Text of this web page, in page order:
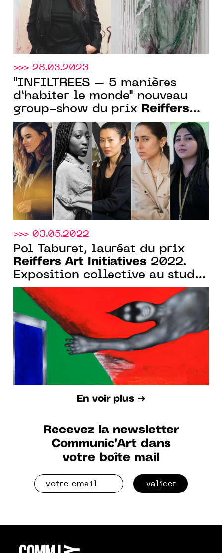
>>> 28.03.2023
"INFILTRÉES – 5 manières
d’habiter le monde" nouveau
group-show du prix
Reiffers
Art Initiativesdu 12.05 au 17.06
>>> 03.05.2022
Pol Taburet, lauréat du prix
Reiffers Art Initiatives 2022.
Exposition collective au studio
des acacias du 5.05 au
28.05.2022
En voir plus ➜
Recevez la newsletter
Communic'Art dans
votre boîte mail
valider